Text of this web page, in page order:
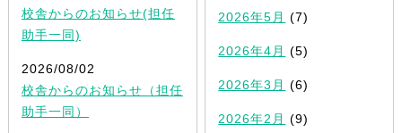
校舎からのお知らせ(担任
助手一同)
2026/08/02
校舎からのお知らせ（担任
助手一同）
2026年5月 (7)
2026年4月 (5)
2026年3月 (6)
2026年2月 (9)